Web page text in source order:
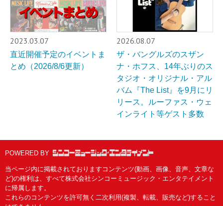
2023.03.07
直近開催予定のイベントま
とめ（2026/8/6更新）
2026.08.07
ザ・バングルズのスザン
ナ・ホフス、14年ぶりのス
タジオ・オリジナル・アル
バム『The List』を9月にリ
リース。ルーファス・ウェ
インライト等ゲスト多数
POWERED BY
当ページ内に掲載されておりますコンテンツ(動画、画像、音声、文章な
ど)の権利は、すべて株式会社シンコーミュージック・エンタテイメント
に帰属します。
これらのコンテンツを許可無く二次利用(複製、転載、販売など)すること